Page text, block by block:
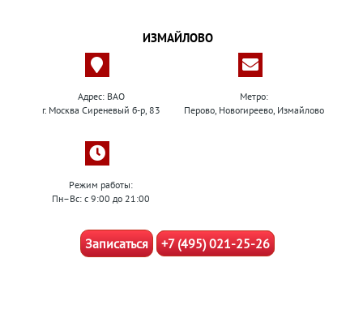
ИЗМАЙЛОВО
Адрес: ВАО
г. Москва Сиреневый б-р, 83
Метро:
Перово, Новогиреево, Измайлово
Режим работы:
Пн–Вс: с 9:00 до 21:00
Записаться +7 (495) 021-25-26